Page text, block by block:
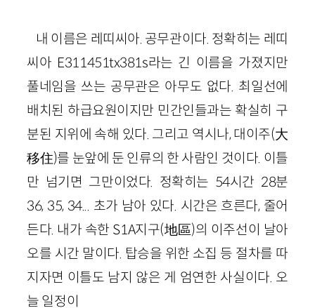
내 이름은 레띠씨아. 공무관이다. 정확히는 레띠
씨아 E311451tx381s라는 긴 이름을 가졌지만
풀네임을 쓰는 공무관은 아무도 없다. 최일선에
배치된 하급요원이지만 민간인들과는 확실히 구
분된 지위에 속해 있다. 그리고 역시나, 대이주(大
移住)를 눈앞에 둔 인류의 한 사람인 것이다. 이틀
만 넘기면 그만이었다. 정확히는 54시간 28분
36, 35, 34... 초가 남아 있다. 시간은 흐른다, 줄어
든다. 내가 속한 S1A지구(地區)의 이주선이 날아
오를 시간 말이다. 탑승을 위한 소집 등 절차를 따
지자면 이틀도 남지 않은 게 엄연한 사실이다. 오
늘 일정이